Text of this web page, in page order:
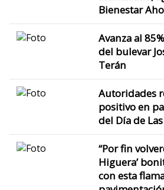
Bienestar
Avanza al
del bulevar
Terán
Autoridades
positivo en
del Día de
“Por fin
Higuera’
con esta